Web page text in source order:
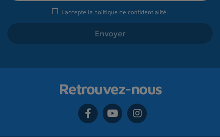
J'accepte la politique de confidentialité
Retrouvez-nous